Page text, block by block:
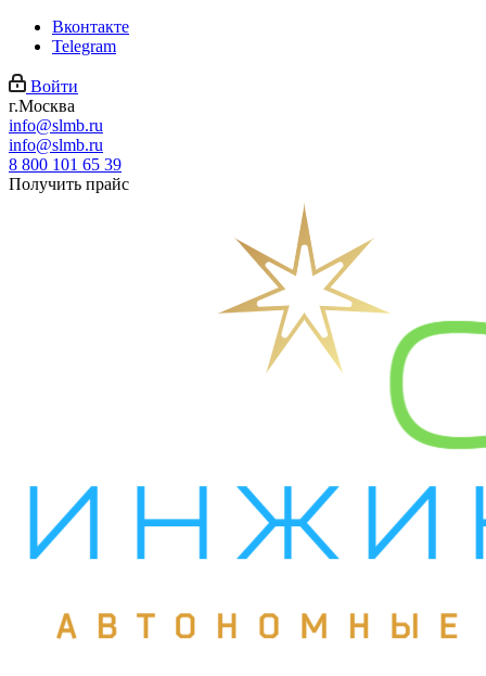
Вконтакте
Telegram
Войти
г.Москва
info@slmb.ru
info@slmb.ru
8 800 101 65 39
Получить прайс